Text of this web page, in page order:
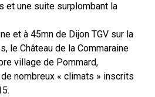
et une suite surplombant la
et à 45mn de Dijon TGV sur la
le Château de la Commaraine
village de Pommard,
nombreux « climats » inscrits